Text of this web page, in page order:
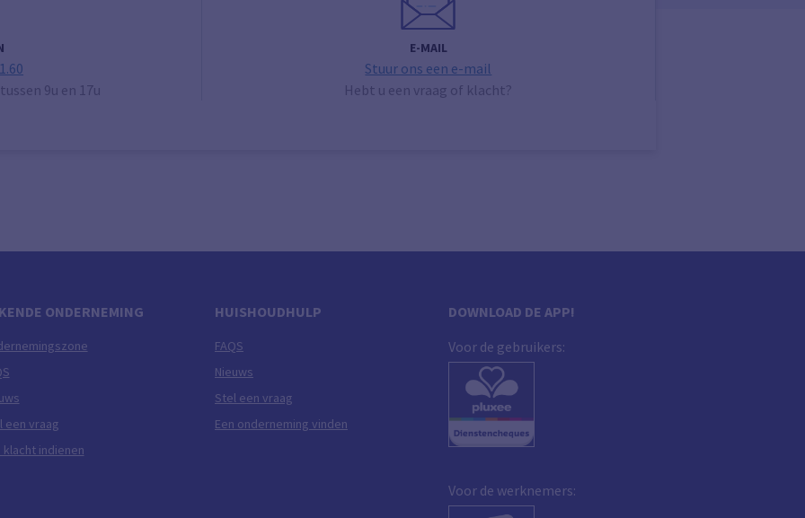
9u en 17u
E-MAIL
Stuur ons een e-mail
Hebt u een vraag of klacht?
ONDERNEMING
een vraag
klacht indienen
HUISHOUDHULP
FAQS
Nieuws
Stel een vraag
Een onderneming vinden
DOWNLOAD DE APP!
Voor de gebruikers:
Voor de werknemers: